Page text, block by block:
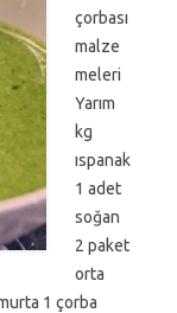
çorbası
malze
meleri
Yarım
kg
ıspanak
1 adet
soğan
2 paket
orta
1 çorba